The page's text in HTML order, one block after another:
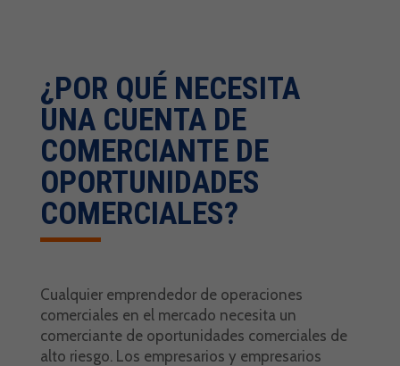
¿POR QUÉ NECESITA
UNA CUENTA DE
COMERCIANTE DE
OPORTUNIDADES
COMERCIALES?
Cualquier emprendedor de operaciones
comerciales en el mercado necesita un
comerciante de oportunidades comerciales de
alto riesgo. Los empresarios y empresarios